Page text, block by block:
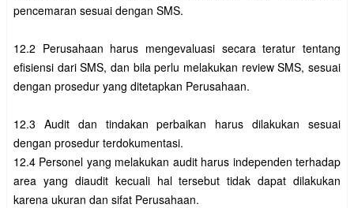
pencemaran sesuai dengan SMS.
12.2 Perusahaan harus mengevaluasi secara teratur tentang
efisiensi dari SMS, dan bila perlu melakukan review SMS, sesuai
dengan prosedur yang ditetapkan Perusahaan.
12.3 Audit dan tindakan perbaikan harus dilakukan sesuai
dengan prosedur terdokumentasi.
12.4 Personel yang melakukan audit harus independen terhadap
area yang diaudit kecuali hal tersebut tidak dapat dilakukan
karena ukuran dan sifat Perusahaan.